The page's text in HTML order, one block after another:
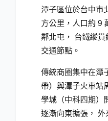
潭子區位於台中市
方公里，人口約 9
鄰北屯， 台鐵縱
交通節點。
傳統商圈集中在潭
帶）與潭子火車站
學城（中科四期）
逐漸向東擴張，